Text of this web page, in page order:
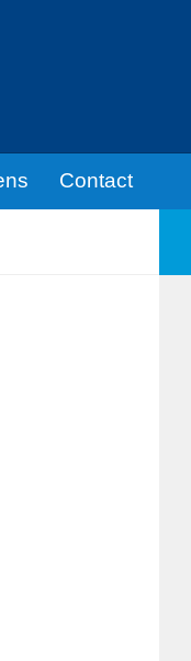
Contact